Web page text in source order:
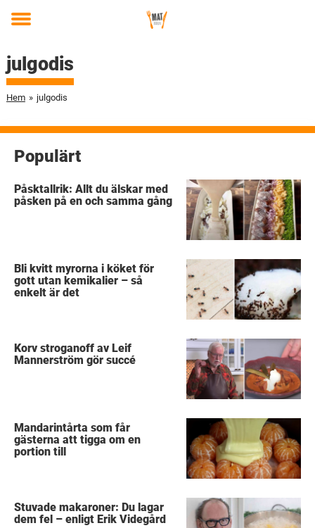
Toggle
julgodis
Hem » julgodis
Populärt
Påsktallrik: Allt du älskar med
påsken på en och samma gång
Bli kvitt myrorna i köket för
gott utan kemikalier – så
enkelt är det
Korv stroganoff av Leif
Mannerström gör succé
Mandarintårta som får
gästerna att tigga om en
portion till
Stuvade makaroner: Du lagar
dem fel – enligt Erik Videgård